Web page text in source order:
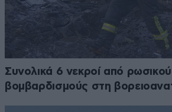
Συνολικά 6 νεκροί από
βομβαρδισμούς στη